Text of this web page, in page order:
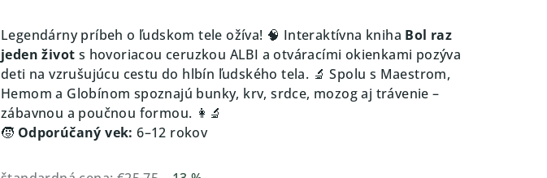
Legendárny príbeh o ľudskom tele ožíva! 🧠 Interaktívna kniha Bol raz
jeden život s hovoriacou ceruzkou ALBI a otváracími okienkami pozýva
deti na vzrušujúcu cestu do hlbín ľudského tela. 🔬 Spolu s Maestrom,
Hemom a Globínom spoznajú bunky, krv, srdce, mozog aj trávenie –
zábavnou a poučnou formou. 👩‍🔬
🧒 Odporúčaný vek: 6–12 rokov